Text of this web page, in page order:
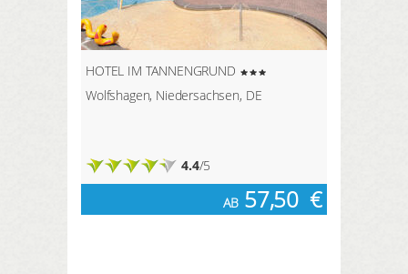
HOTEL IM TANNENGRUND
Wolfshagen, Niedersachsen, DE
4.4/5
AB 57,50 €